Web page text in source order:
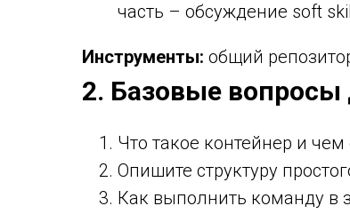
часть – обсуждение soft
Инструменты: общий
2. Базовые
Что такое контейнер и
Опишите структуру
Как выполнить команду в